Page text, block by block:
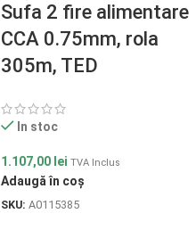
Sufa 2 fire alimentare
CCA 0.75mm, rola
305m, TED
In stoc
1.107,00 lei TVA Inclus
Adaugă în coș
SKU: A0115385